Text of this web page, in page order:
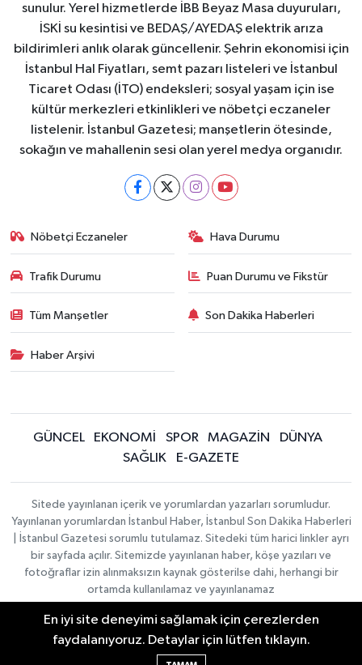
sunulur. Yerel hizmetlerde İBB Beyaz Masa duyuruları,
İSKİ su kesintisi ve BEDAŞ/AYEDAŞ elektrik arıza
bildirimleri anlık olarak güncellenir. Şehrin ekonomisi için
İstanbul Hal Fiyatları, semt pazarı listeleri ve İstanbul
Ticaret Odası (İTO) endeksleri; sosyal yaşam için ise
kültür merkezleri etkinlikleri ve nöbetçi eczaneler
listelenir. İstanbul Gazetesi; manşetlerin ötesinde,
sokağın ve mahallenin sesi olan yerel medya organıdır.
Nöbetçi Eczaneler Hava Durumu
Trafik Durumu Puan Durumu ve Fikstür
Tüm Manşetler Son Dakika Haberleri
Haber Arşivi
GÜNCEL EKONOMİ SPOR MAGAZİN
DÜNYA
SAĞLIK
E-GAZETE
Sitede yayınlanan içerik ve yorumlardan yazarları sorumludur.
Yayınlanan yorumlardan İstanbul Haber, İstanbul Son Dakika Haberleri
| İstanbul Gazetesi sorumlu tutulamaz. Sitedeki tüm harici linkler ayrı
bir sayfada açılır. Sitemizde yayınlanan haber, köşe yazıları ve
fotoğraflar izin alınmaksızın kaynak gösterilse dahi, herhangi bir
ortamda kullanılamaz ve yayınlanamaz
İletişim
Künye
Haber Yazılımı:TE Bilişim |
Copyright © 2026
En iyi site deneyimi sağlamak için çerezlerden
faydalanıyoruz. Detaylar için lütfen tıklayın.